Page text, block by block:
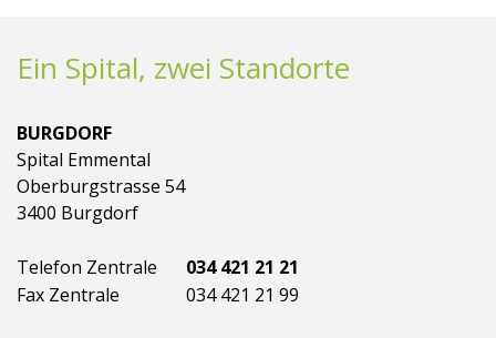
Ein Spital, zwei Standorte
BURGDORF
Spital Emmental
Oberburgstrasse 54
3400 Burgdorf
Telefon Zentrale
034 421 21 21
Fax Zentrale
034 421 21 99